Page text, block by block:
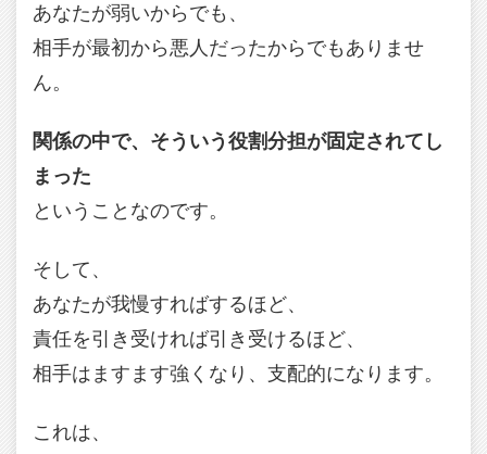
あなたが弱いからでも、
相手が最初から悪人だったからでもありませ
ん。
関係の中で、そういう役割分担が固定されてし
まった
ということなのです。
そして、
あなたが我慢すればするほど、
責任を引き受ければ引き受けるほど、
相手はますます強くなり、支配的になります。
これは、